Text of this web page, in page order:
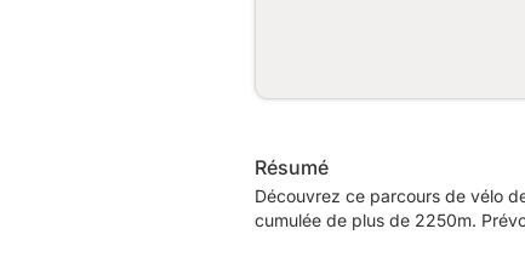
Résumé
Découvrez ce parcours de vélo
cumulée de plus de 2250m.